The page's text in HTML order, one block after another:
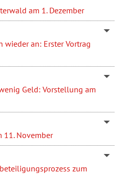
am 1. Dezember
an: Erster Vortrag
Geld: Vorstellung am
11. November
zum